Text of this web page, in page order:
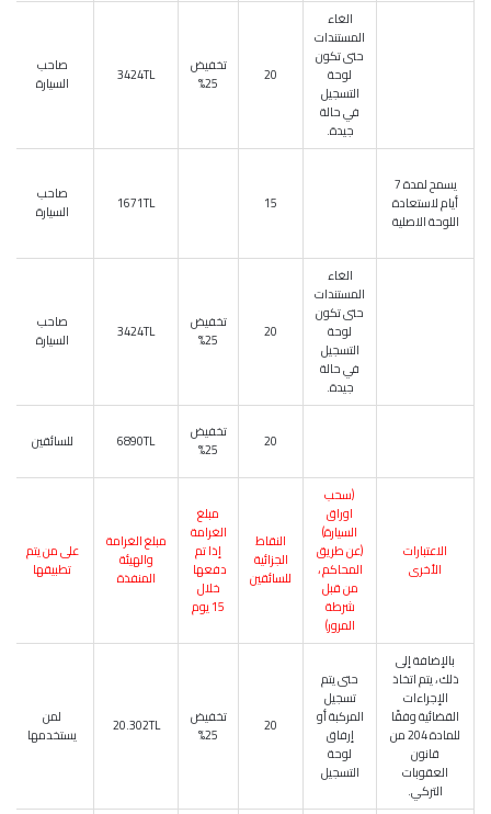
الغاء
المستندات
حتى تكون
لوحة
التسجيل
في حالة
جيدة.
20
تخفيض
25%
3424TL
صاحب
السيارة
يسمح لمدة 7
أيام لاستعادة
اللوحة الاصلية
15
1671TL
صاحب
السيارة
الغاء
المستندات
حتى تكون
لوحة
التسجيل
في حالة
جيدة.
20
تخفيض
25%
3424TL
صاحب
السيارة
20
تخفيض
25%
6890TL للسائقين
الاعتبارات
الأخرى
(سحب
اوراق
السيارة)
(عن طريق
المحاكم ،
من قبل
شرطة
المرور)
النقاط
الجزائية
للسائقين
مبلغ
الغرامة
إذا تم
دفعها
خلال
15 يوم
مبلغ الغرامة
والهيئة
المنفذة
على من يتم
تطبيقها
بالإضافة إلى
ذلك ، يتم اتخاذ
الإجراءات
القضائية وفقًا
للمادة 204 من
قانون
العقوبات
التركي.
حتى يتم
تسجيل
المركبة أو
إرفاق
لوحة
التسجيل
20
تخفيض
25%
20.302TL
لمن
يستخدمها